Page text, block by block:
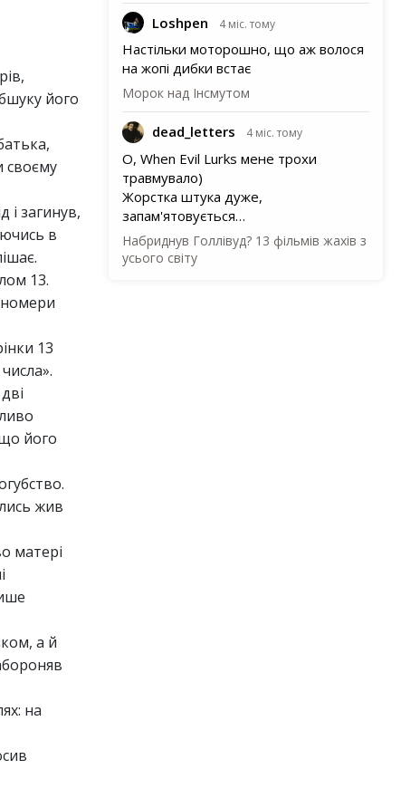
його
своєму
і загинув,
в
13.
номери
13
його
жив
матері
а й
на
Loshpen 4 міс. тому
Настільки моторошно, що аж волося
на жопі дибки встає
Морок над Інсмутом
dead_letters 4 міс. тому
О, When Evil Lurks мене трохи
травмувало)
Жорстка штука дуже,
запам'ятовується…
Набриднув Голлівуд? 13 фільмів жахів з
усього світу